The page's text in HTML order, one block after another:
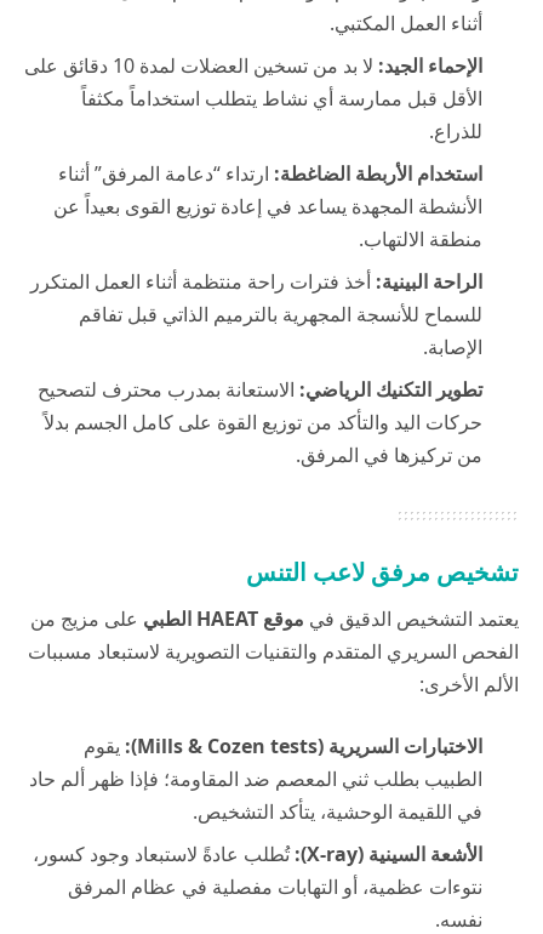
أثناء العمل المكتبي.
الإحماء الجيد:
لا بد من تسخين العضلات لمدة 10 دقائق على
الأقل قبل ممارسة أي نشاط يتطلب استخداماً مكثفاً
للذراع.
استخدام الأربطة الضاغطة: ارتداء “دعامة المرفق” أثناء
الأنشطة المجهدة يساعد في إعادة توزيع القوى بعيداً عن
منطقة الالتهاب.
الراحة البينية: أخذ فترات راحة منتظمة أثناء العمل المتكرر
للسماح للأنسجة المجهرية بالترميم الذاتي قبل تفاقم
الإصابة.
تطوير التكنيك الرياضي: الاستعانة بمدرب محترف لتصحيح
حركات اليد والتأكد من توزيع القوة على كامل الجسم بدلاً
من تركيزها في المرفق.
تشخيص مرفق لاعب التنس
يعتمد التشخيص الدقيق في موقع HAEAT الطبي
على مزيج من
الفحص السريري المتقدم والتقنيات التصويرية لاستبعاد مسببات
الألم الأخرى:
الاختبارات السريرية (Mills & Cozen tests):
يقوم
الطبيب بطلب ثني المعصم ضد المقاومة؛ فإذا ظهر ألم حاد
في اللقيمة الوحشية، يتأكد التشخيص.
الأشعة السينية (X-ray):
تُطلب عادةً لاستبعاد وجود كسور،
نتوءات عظمية، أو التهابات مفصلية في عظام المرفق
نفسه.